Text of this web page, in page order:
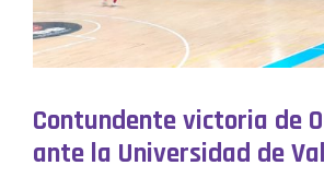
Contundente victoria de
ante la Universidad de